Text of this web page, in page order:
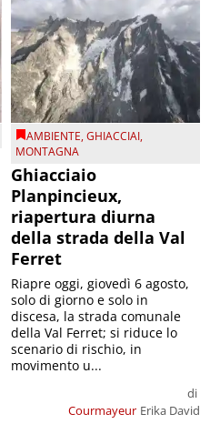
AMBIENTE,GHIACCIAI,
MONTAGNA
Ghiacciaio
Planpincieux,
riapertura diurna
della strada della Val
Ferret
Courmayeur
di
Erika David
Riapre oggi, giovedì 6 agosto,
solo di giorno e solo in
discesa, la strada comunale
della Val Ferret; si riduce lo
scenario di rischio, in
movimento u...